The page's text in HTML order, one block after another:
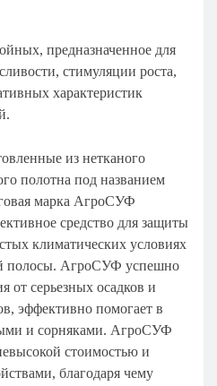
предназначенное для
стимуляции роста,
характеристик
из нетканого
полотна под названием
марка АгроСУФ
средство для защиты
климатических условиях
полосы. АгроСУФ успешно
от серьезных осадков и
эффективно помогает в
и сорняками. АгроСУФ
стоимостью и
благодаря чему